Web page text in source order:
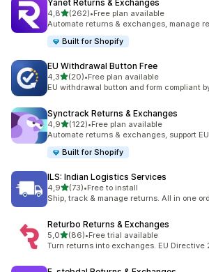
Yanet Returns & Exchanges
4,8z 5 hvězd
(262)
Celkový počet recenzí: 262
•Free plan available
Automate returns & exchanges, manage
Built for Shopify
EU Withdrawal Button Free
4,3z 5 hvězd
(20)
Celkový počet recenzí: 20
•Free plan available
EU withdrawal button and form compliant
Synctrack Returns & Exchanges
4,9z 5 hvězd
(122)
Celkový počet recenzí: 122
•Free plan available
Automate returns & exchanges, support
Built for Shopify
ILS: Indian Logistics Services
4,9z 5 hvězd
(73)
Celkový počet recenzí: 73
•Free to install
Ship, track & manage returns. All in one
Returbo Returns & Exchanges
5,0z 5 hvězd
(86)
Celkový počet recenzí: 86
•Free trial available
Turn returns into exchanges. EU